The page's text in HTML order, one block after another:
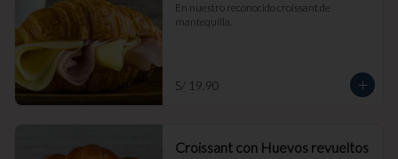
En nuestro reconocido croissant de
mantequilla.
S/ 19.90
Croissant con Huevos revueltos